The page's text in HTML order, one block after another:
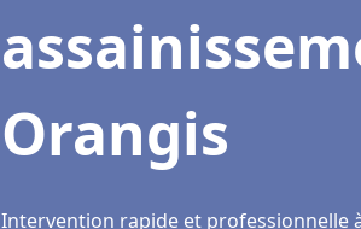
Orangis
Intervention rapide et professionnelle